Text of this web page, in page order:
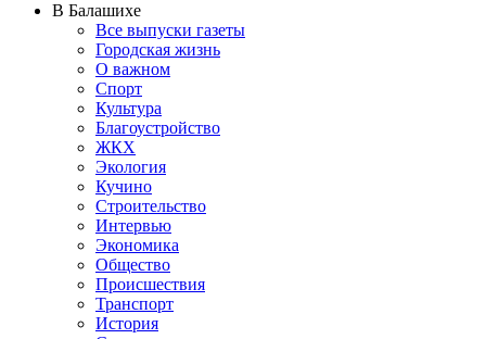
В Балашихе
Все выпуски газеты
Городская жизнь
О важном
Спорт
Культура
Благоустройство
ЖКХ
Экология
Кучино
Строительство
Интервью
Экономика
Общество
Происшествия
Транспорт
История